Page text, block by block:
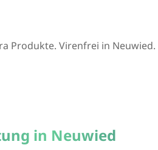
Produkte. Virenfrei in Neuwied.
in Neuwied